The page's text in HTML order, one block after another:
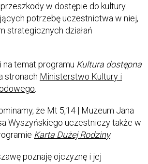
w dostępie do kultury
potrzebę uczestnictwa w niej,
strategicznych działań
temat programu Kultura dostępna
stronach Ministerstwo Kultury i
że Mt 5,14 | Muzeum Jana
Wyszyńskiego uczestniczy także w
Karta Dużej Rodziny.